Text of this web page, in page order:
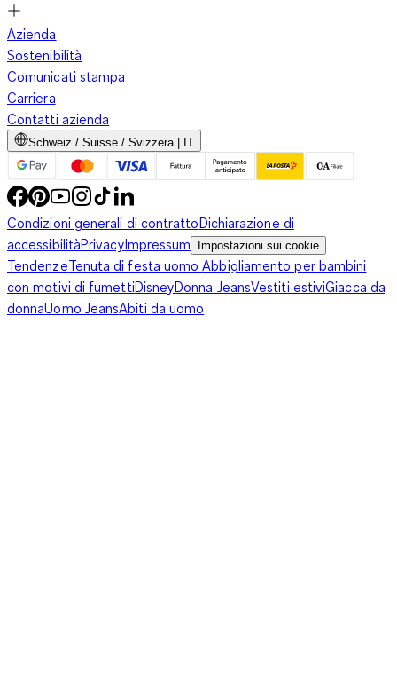
Azienda
Sostenibilità
Comunicati stampa
Carriera
Contatti azienda
Schweiz / Suisse / Svizzera | IT
Condizioni generali di contrattoDichiarazione di
accessibilitàPrivacyImpressum Impostazioni sui cookie
TendenzeTenuta di festa uomoAbbigliamento per bambini
con motivi di fumettiDisneyDonna JeansVestiti estiviGiacca da
donnaUomo JeansAbiti da uomo